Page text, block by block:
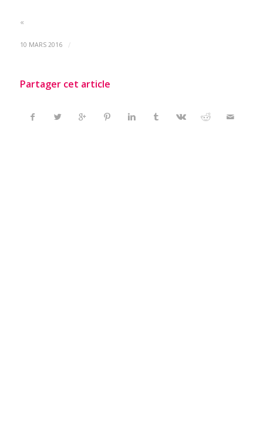
«
10 MARS 2016 /
Partager cet article